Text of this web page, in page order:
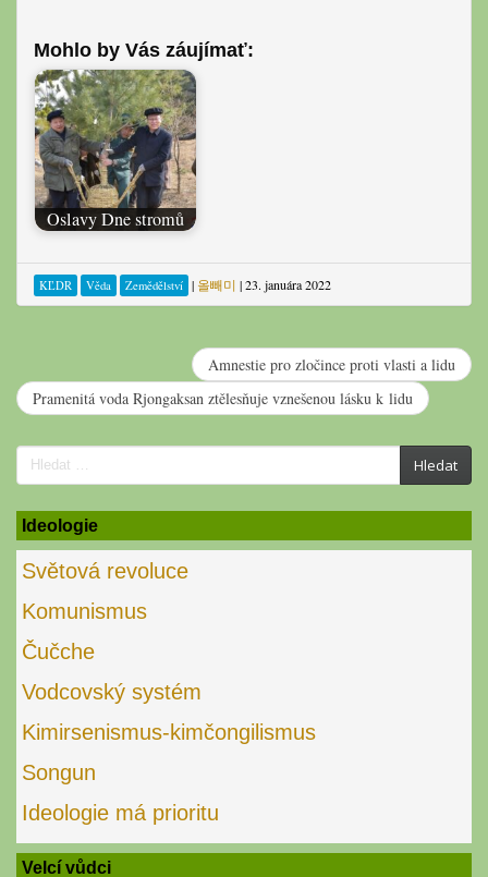
Mohlo by Vás záujímať:
Oslavy Dne stromů
KĽDR Věda Zemědělství | 올빼미 |23. januára 2022
Amnestie pro zločince proti vlasti a lidu
Pramenitá voda Rjongaksan ztělesňuje vznešenou lásku k lidu
Search
for:
Hledat
Ideologie
Světová revoluce
Komunismus
Čučche
Vodcovský systém
Kimirsenismus-kimčongilismus
Songun
Ideologie má prioritu
Velcí vůdci